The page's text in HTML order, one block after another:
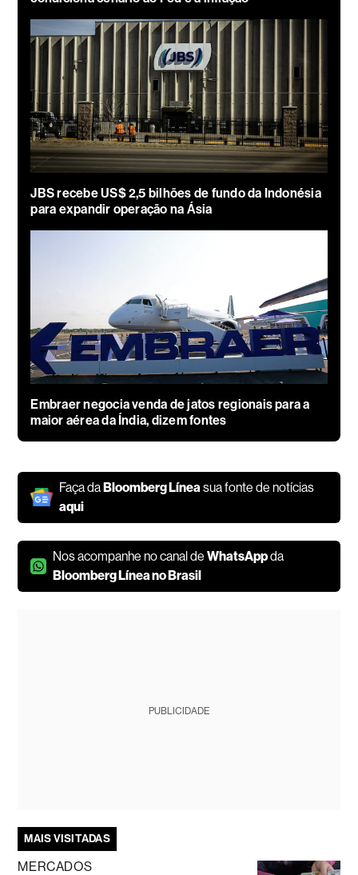
JBS recebe US$ 2,5 bilhões de fundo da Indonésia
para expandir operação na Ásia
Embraer negocia venda de jatos regionais para a
maior aérea da Índia, dizem fontes
Faça daBloomberg Línea sua fonte de notícias
aqui
Nos acompanhe no canal deWhatsAppda
Bloomberg Línea no Brasil
PUBLICIDADE
MAIS VISITADAS
MERCADOS